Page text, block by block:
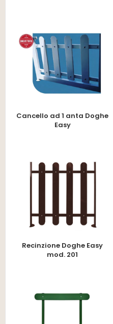
Cancello ad 1 anta Doghe
Easy
Recinzione Doghe Easy
mod. 201